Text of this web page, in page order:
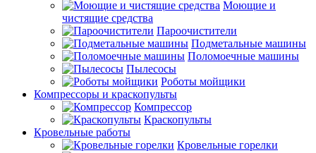
Моющие и
чистящие средства
Пароочистители
Подметальные машины
Поломоечные машины
Пылесосы
Роботы мойщики
Компрессоры и краскопульты
Компрессор
Краскопульты
Кровельные работы
Кровельные горелки